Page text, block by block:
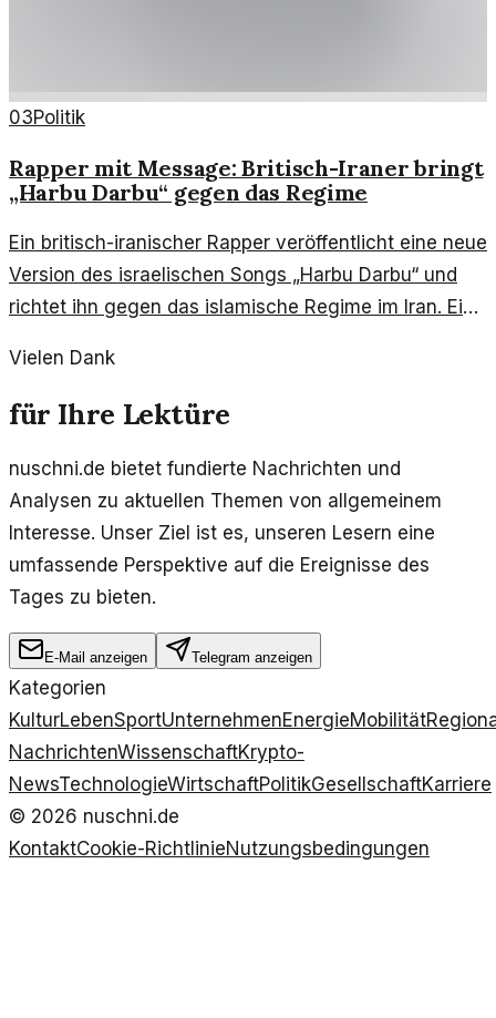
03Politik
Rapper mit Message: Britisch-Iraner bringt
„Harbu Darbu“ gegen das Regime
Ein britisch-iranischer Rapper veröffentlicht eine neue
Version des israelischen Songs „Harbu Darbu“ und
richtet ihn gegen das islamische Regime im Iran. Ein
Vielen Dank
für Ihre Lektüre
nuschni.de bietet fundierte Nachrichten und
Analysen zu aktuellen Themen von allgemeinem
Interesse. Unser Ziel ist es, unseren Lesern eine
umfassende Perspektive auf die Ereignisse des
Tages zu bieten.
E-Mail anzeigen Telegram anzeigen
Kategorien
KulturLebenSportUnternehmenEnergieMobilität
NachrichtenWissenschaftKrypto-
NewsTechnologieWirtschaftPolitikGesellschaftKarriere
© 2026 nuschni.de
KontaktCookie-RichtlinieNutzungsbedingungen